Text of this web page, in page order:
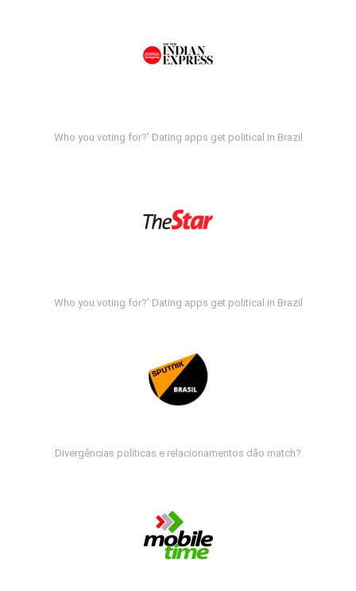
Who you voting for?' Dating apps get political in Brazil
Who you voting for?' Dating apps get political in Brazil
Divergências políticas e relacionamentos dão match?